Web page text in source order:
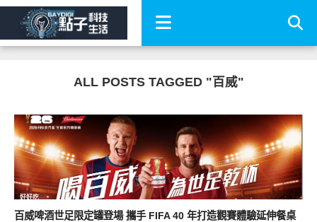
ALL POSTS TAGGED "百威"
好好吃
百威啤酒世足限定罐登場 攜手 FIFA 40 年打造觀賽體驗延伸餐桌